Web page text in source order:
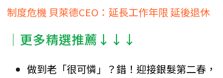
制度危機 貝萊德CEO：延長工作年限 延後退休
│更多精選推薦↓↓↓
做到老「很可憐」？錯！迎接銀髮第二春，